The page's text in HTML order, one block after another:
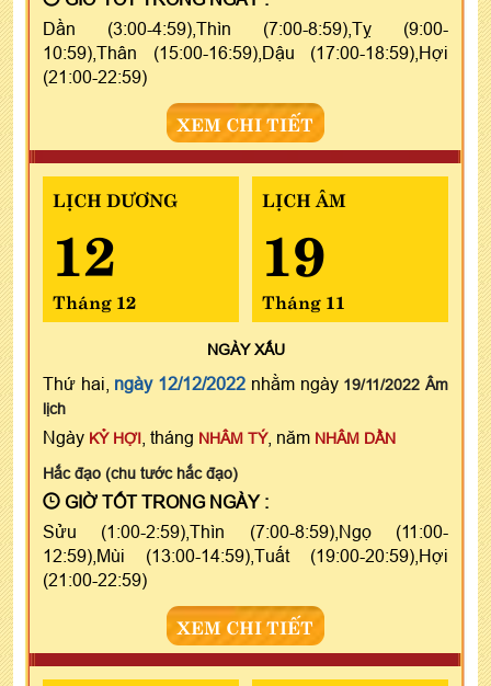
Dần (3:00-4:59),Thìn (7:00-8:59),Tỵ (9:00-
10:59),Thân (15:00-16:59),Dậu (17:00-18:59),Hợi
(21:00-22:59)
XEM CHI TIẾT
LỊCH DƯƠNG
12
Tháng 12
LỊCH ÂM
19
Tháng 11
NGÀYXẤU
Thứ hai, ngày 12/12/2022 nhằm ngày 19/11/2022 Âm
lịch
Ngày KỶ HỢI , tháng NHÂM TÝ, năm NHÂM DẦN
Hắc đạo (chu tước hắc đạo)
GIỜ TỐT TRONG NGÀY :
Sửu (1:00-2:59),Thìn (7:00-8:59),Ngọ (11:00-
12:59),Mùi (13:00-14:59),Tuất (19:00-20:59),Hợi
(21:00-22:59)
XEM CHI TIẾT